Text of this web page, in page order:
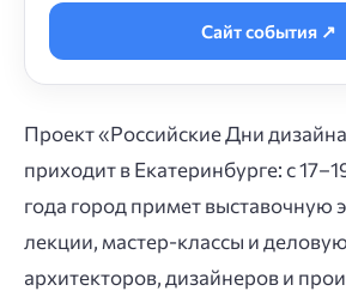
Проект «Российские Дни
приходит в Екатеринбурге: с
года город примет выставочную
лекции, мастер-классы и
архитекторов, дизайнеров и
Сайт события ↗